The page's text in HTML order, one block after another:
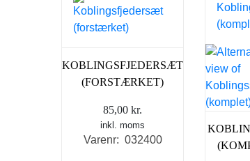
KOBLINGSFJEDERSÆT
(FORSTÆRKET)
85,00 kr.
inkl. moms
Varenr: 032400